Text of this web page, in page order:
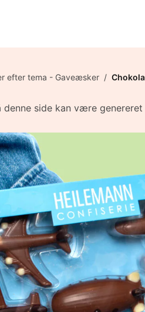
efter tema - Gaveæsker /
denne side kan være